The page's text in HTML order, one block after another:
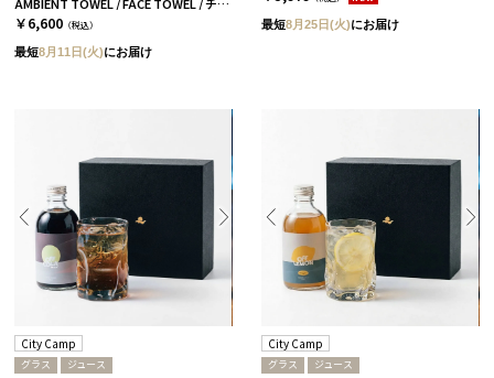
￥6,600 （税込）
最短8月11日(火)にお届け
最短8月25日(火)にお届け
City Camp
グラス ジュース
City Camp
グラス ジュース